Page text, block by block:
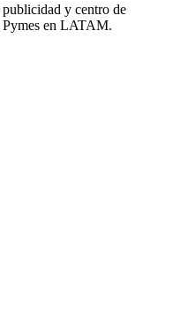
y centro de
Pymes en LATAM.